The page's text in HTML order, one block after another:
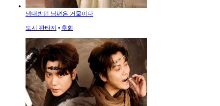
냉대받던 남편은 거물이다
도시 판타지 ⦁ 후회